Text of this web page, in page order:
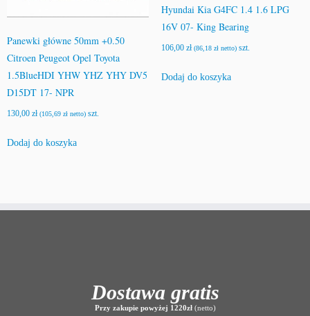
Panewki główne 50mm +0.50
Citroen Peugeot Opel Toyota
1.5BlueHDI YHW YHZ YHY DV5
D15DT 17- NPR
130,00 zł (105,69 zł netto) szt.
Dodaj do koszyka
Hyundai Kia G4FC 1.4 1.6 LPG
16V 07- King Bearing
106,00 zł (86,18 złnetto)szt.
Dodaj do koszyka
Dostawa gratis
Przy zakupie powyżej 1220zł(netto)